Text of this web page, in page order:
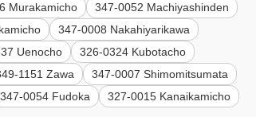
Murakamicho
347-0052 Machiyashinden
347-0008 Nakahiyarikawa
Uenocho
326-0324 Kubotacho
1151 Zawa
347-0007 Shimomitsumata
347-0054 Fudoka
327-0015 Kanaikamicho